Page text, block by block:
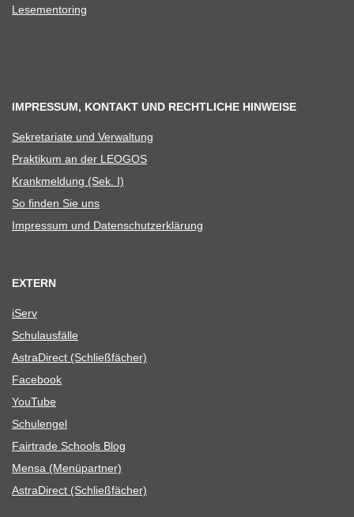
Lese­men­to­ring
IMPRESSUM, KONTAKT UND RECHTLICHE HINWEISE
Sekre­ta­riate und Verwaltung
Prak­ti­kum an der LEOGOS
Krank­mel­dung (Sek. I)
So fin­den Sie uns
Impres­sum und Datenschutzerklärung
EXTERN
iServ
Schul­aus­fälle
Astra­Di­rect (Schließ­fä­cher)
Face­book
You­Tube
Schul­en­gel
Fair­trade Schools Blog
Mensa (Menü­part­ner)
Astra­Di­rect (Schließ­fä­cher)